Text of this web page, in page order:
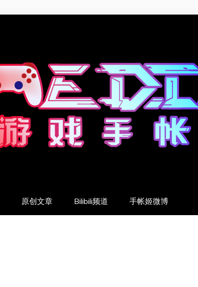
原创文章 Bilibili频道 手帐姬微博